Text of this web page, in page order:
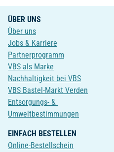
ÜBER UNS
Über uns
Jobs & Karriere
Partnerprogramm
VBS als Marke
Nachhaltigkeit bei VBS
VBS Bastel-Markt Verden
Entsorgungs- &
Umweltbestimmungen
EINFACH BESTELLEN
Online-Bestellschein